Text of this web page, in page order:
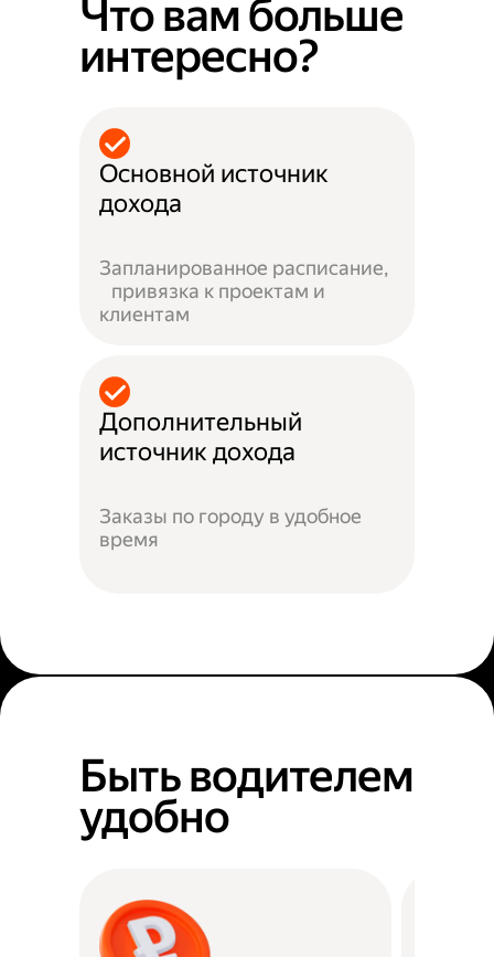
Что вам больше
интересно?
Основной источник
дохода
Запланированное расписание,
привязка к проектам и
клиентам
Дополнительный
источник дохода
Заказы по городу в удобное
время
Быть водителем
удобно